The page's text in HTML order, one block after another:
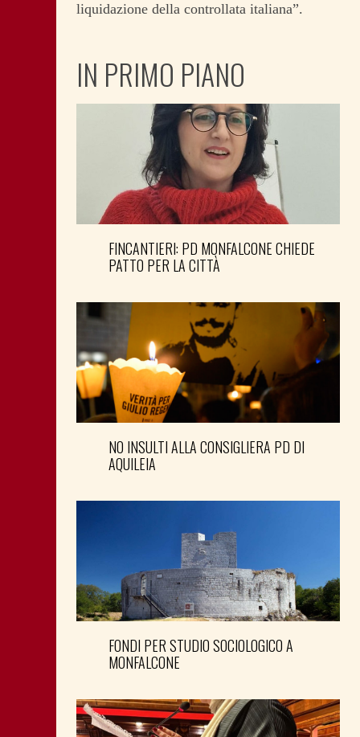
liquidazione della controllata italiana”.
IN PRIMO PIANO
FINCANTIERI: PD MONFALCONE CHIEDE
PATTO PER LA CITTÀ
NO INSULTI ALLA CONSIGLIERA PD DI
AQUILEIA
FONDI PER STUDIO SOCIOLOGICO A
MONFALCONE